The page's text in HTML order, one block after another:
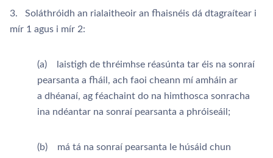
3. Soláthróidh an rialaitheoir an fhaisnéis dá dtagraítear i
mír 1 agus i mír 2:
(a) laistigh de thréimhse réasúnta tar éis na sonraí
pearsanta a fháil, ach faoi cheann mí amháin ar
a dhéanaí, ag féachaint do na himthosca sonracha
ina ndéantar na sonraí pearsanta a phróiseáil;
(b) má tá na sonraí pearsanta le húsáid chun